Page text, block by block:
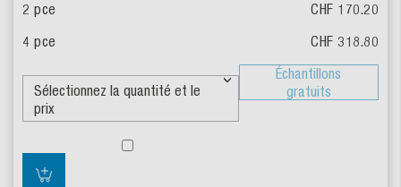
CHF 170.20
CHF 318.80
Échantillons
gratuits